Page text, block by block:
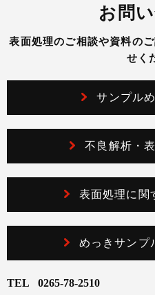
お問
表面処理のご相談や資料の
せく
サンプル
不良解析・
表面処理に関
めっきサンプ
TEL 0265-78-2510